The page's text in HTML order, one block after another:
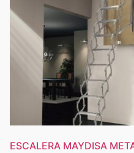
ESCALERA MAYDISA